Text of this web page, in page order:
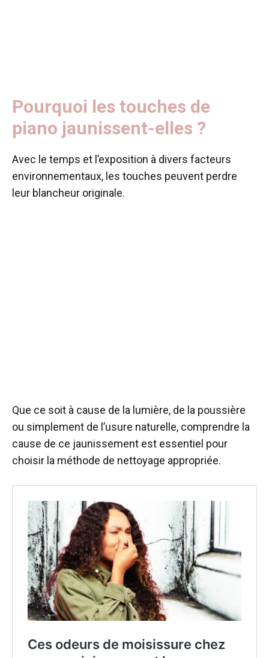
Pourquoi les touches de
piano jaunissent-elles ?
Avec le temps et l’exposition à divers facteurs
environnementaux, les touches peuvent perdre
leur blancheur originale.
Que ce soit à cause de la lumière, de la poussière
ou simplement de l’usure naturelle, comprendre la
cause de ce jaunissement est essentiel pour
choisir la méthode de nettoyage appropriée.